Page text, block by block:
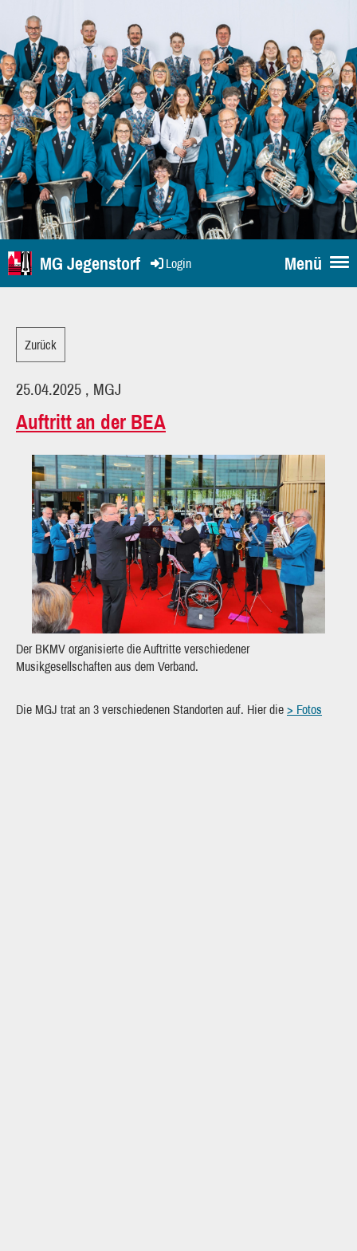
Menü
Login
MG Jegenstorf
Zurück
25.04.2025 , MGJ
Auftritt an der BEA
Der BKMV organisierte die Auftritte verschiedener
Musikgesellschaften aus dem Verband.
Die MGJ trat an 3 verschiedenen Standorten auf. Hier die> Fotos